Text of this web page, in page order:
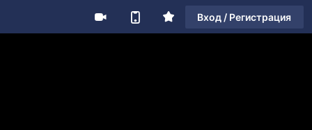
Вход / Регистрация